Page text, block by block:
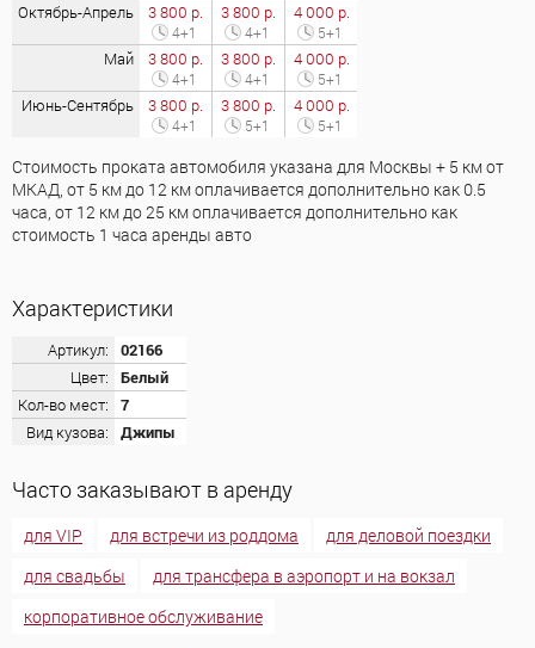
Октябрь-Апрель
3 800 р.
4+1
3 800 р.
4+1
4 000 р.
5+1
Май 3 800 р.
4+1
3 800 р.
4+1
4 000 р.
5+1
Июнь-Сентябрь 3 800 р.
4+1
3 800 р.
5+1
4 000 р.
5+1
Стоимость проката автомобиля указана для Москвы + 5 км от
МКАД, от 5 км до 12 км оплачивается дополнительно как 0.5
часа, от 12 км до 25 км оплачивается дополнительно как
стоимость 1 часа аренды авто
Характеристики
Артикул:
02166
Цвет:
Белый
Кол-во мест:
7
Вид кузова:
Джипы
Часто заказывают в аренду
для VIP для встречи из роддома
для деловой поездки
для свадьбы
для трансфера в аэропорт и на вокзал
корпоративное обслуживание